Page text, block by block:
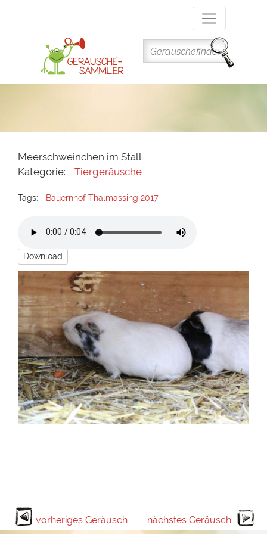
Inhalt
Meerschweinchen im Stall
Kategorie:
Tiergeräusche
Tags: Bauernhof Thalmassing 2017
Download
vorheriges Geräusch nächstes Geräusch